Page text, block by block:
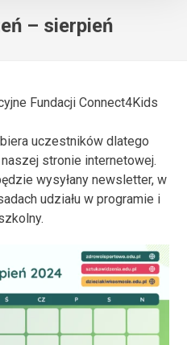
– sierpień
Fundacji Connect4Kids
uczestników dlatego
stronie internetowej.
wysyłany newsletter, w
udziału w programie i